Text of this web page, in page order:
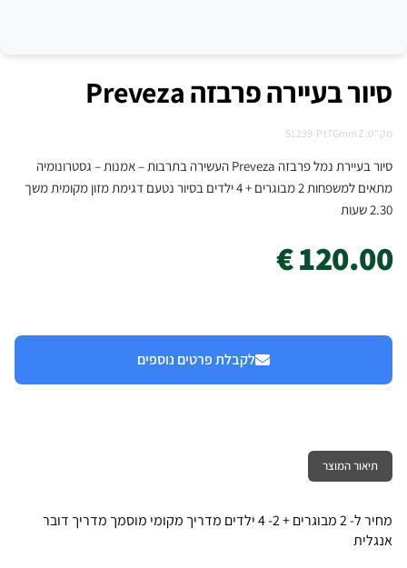
סיור בעיירה פרבזה Preveza
מק"ט: S1239-PtTGmmZ
סיור בעיירת נמל פרבזה Preveza העשירה בתרבות – אמנות – גסטרונומיה
מתאים למשפחות 2 מבוגרים + 4 ילדים בסיור נטעם דגימת מזון מקומית משך
2.30 שעות
120.00 €
לקבלת פרטים נוספים
תיאור המוצר
מחיר ל- 2 מבוגרים + 2- 4 ילדים מדריך מקומי מוסמך מדריך דובר
אנגלית